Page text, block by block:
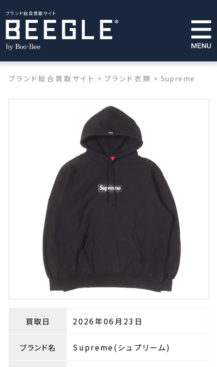
ブランド総合買取サイト
ブランド総合買取サイト > ブランド衣類 > Supreme
買取日 2026年06月23日
ブランド名 Supreme(シュプリーム)